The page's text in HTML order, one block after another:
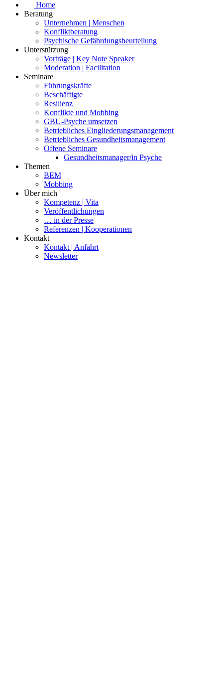
Home
Beratung
Unternehmen | Menschen
Konfliktberatung
Psychische Gefährdungsbeurteilung
Unterstützung
Vorträge | Key Note Speaker
Moderation | Facilitation
Seminare
Führungskräfte
Beschäftigte
Resilienz
Konflikte und Mobbing
GBU-Psyche umsetzen
Betriebliches Eingliederungsmanagement
Betriebliches Gesundheitsmanagement
Offene Seminare
Gesundheitsmanager/in Psyche
Themen
BEM
Mobbing
Über mich
Kompetenz | Vita
Veröffentlichungen
… in der Presse
Referenzen | Kooperationen
Kontakt
Kontakt | Anfahrt
Newsletter